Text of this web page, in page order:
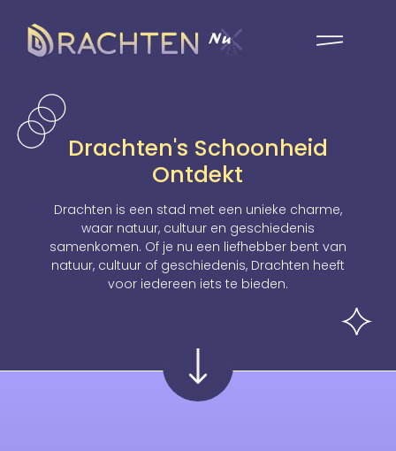
Drachten's Schoonheid
Ontdekt
Drachten is een stad met een unieke charme,
waar natuur, cultuur en geschiedenis
samenkomen. Of je nu een liefhebber bent van
natuur, cultuur of geschiedenis, Drachten heeft
voor iedereen iets te bieden.